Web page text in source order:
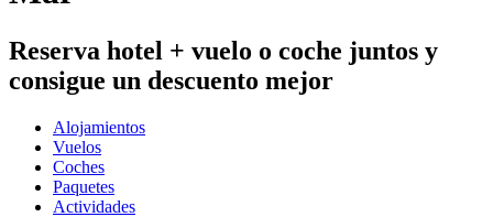
Reserva hotel + vuelo o coche juntos y
consigue un descuento mejor
Alojamientos
Vuelos
Coches
Paquetes
Actividades